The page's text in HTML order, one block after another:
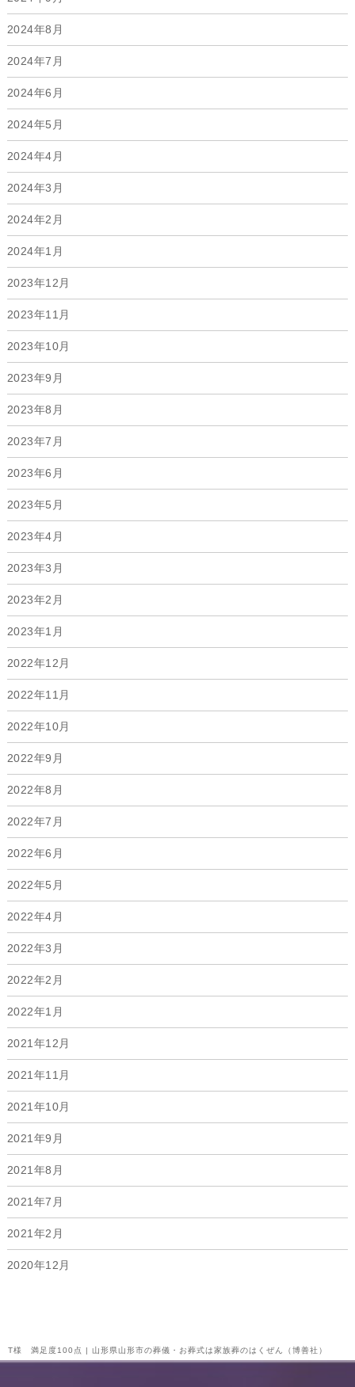
T様 満足度100点 | 山形県山形市の葬儀・お葬式は家族葬のはくぜん（博善社）
2024年8月
2024年7月
2024年6月
2024年5月
2024年4月
2024年3月
2024年2月
2024年1月
2023年12月
2023年11月
2023年10月
2023年9月
2023年8月
2023年7月
2023年6月
2023年5月
2023年4月
2023年3月
2023年2月
2023年1月
2022年12月
2022年11月
2022年10月
2022年9月
2022年8月
2022年7月
2022年6月
2022年5月
2022年4月
2022年3月
2022年2月
2022年1月
2021年12月
2021年11月
2021年10月
2021年9月
2021年8月
2021年7月
2021年2月
2020年12月